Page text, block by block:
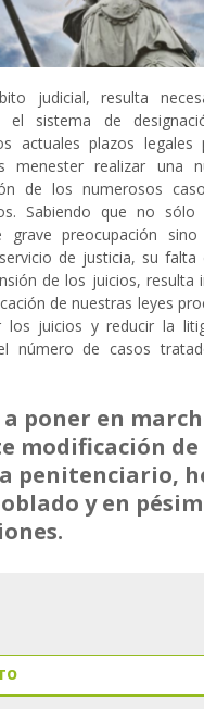
judicial, resulta
el sistema de
actuales plazos legales
menester realizar una
de los numerosos
Sabiendo que no
grave preocupación
de justicia, su falta
de los juicios, resulta
de nuestras leyes
los juicios y reducir la
número de casos
a poner en
modificación
penitenciario,
y en